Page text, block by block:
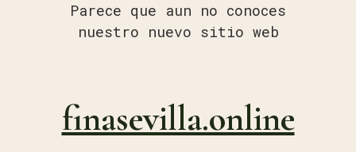
Parece que aun no conoces
nuestro nuevo sitio web
finasevilla.online